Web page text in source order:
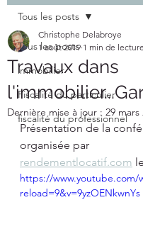
Tous les posts
immobilier
Fiscalité du particulier
fiscalité du professionnel
Tous les posts
Travaux dans
Christophe Delabroye
1 août 2019 1 min de lecture
Dernière mise à jour : 29 mars
Présentation de la
organisée par
rendementlocatif.com
https://www.youtube.com/
reload=9&v=9yzOENkwnYs